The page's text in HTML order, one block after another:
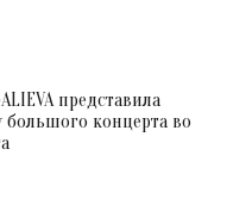
представила
концерта во